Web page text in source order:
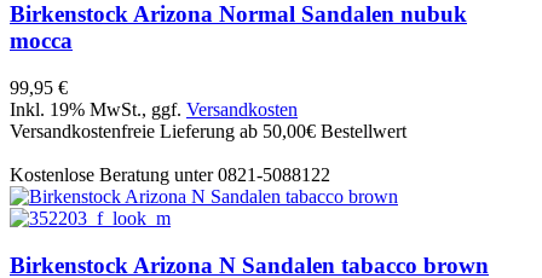
Birkenstock Arizona Normal Sandalen nubuk
mocca
99,95 €
Inkl. 19% MwSt., ggf. Versandkosten
Versandkostenfreie Lieferung ab 50,00€ Bestellwert
Kostenlose Beratung unter 0821-5088122
Birkenstock Arizona N Sandalen tabacco brown